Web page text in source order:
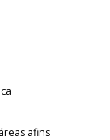
afins